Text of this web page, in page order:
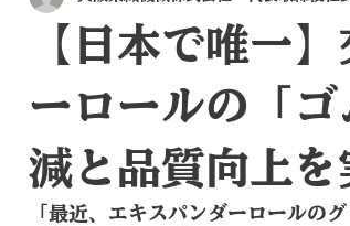
【日本で唯一
ーロールの「
減と品質向上を
「最近、エキスパンダーロールの